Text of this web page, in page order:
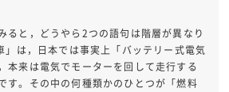
ると，どうやら2つの語句は階層が異なり
」は，日本では事実上「バッテリー式電気
本来は電気でモーターを回して走行する
す。その中の何種類かのひとつが「燃料